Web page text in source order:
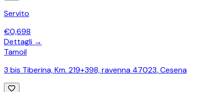
Servito
€0,698
Dettagli →
Tamoil
3 bis Tiberina, Km. 219+398, ravenna 47023,Cesena